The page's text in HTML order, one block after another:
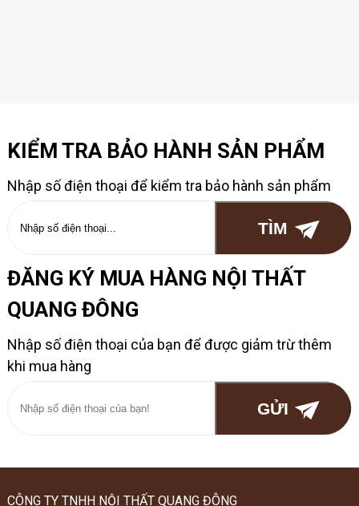
KIỂM TRA BẢO HÀNH SẢN PHẨM
Nhập số điện thoại để kiểm tra bảo hành sản phẩm
ĐĂNG KÝ MUA HÀNG NỘI THẤT
QUANG ĐÔNG
Nhập số điện thoại của bạn để được giảm trừ thêm
khi mua hàng
CÔNG TY TNHH NỘI THẤT QUANG ĐÔNG